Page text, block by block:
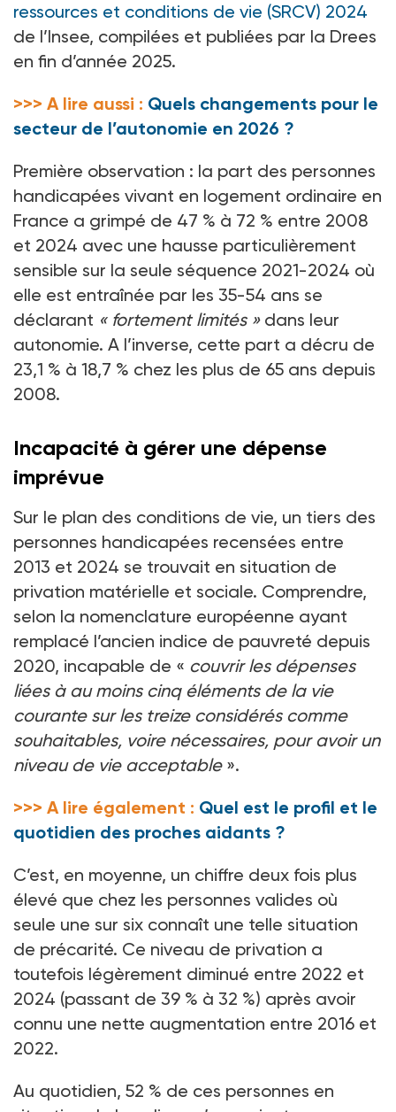
ressources et conditions de vie (SRCV) 2024
de l’Insee, compilées et publiées par la Drees
en fin d’année 2025.
>>> A lire aussi : Quels changements pour le
secteur de l’autonomie en 2026 ?
Première observation : la part des personnes
handicapées vivant en logement ordinaire en
France a grimpé de 47 % à 72 % entre 2008
et 2024 avec une hausse particulièrement
sensible sur la seule séquence 2021-2024 où
elle est entraînée par les 35-54 ans se
déclarant « fortement limités »dans leur
autonomie. A l’inverse, cette part a décru de
23,1 % à 18,7 % chez les plus de 65 ans depuis
2008.
Incapacité à gérer une dépense
imprévue
Sur le plan des conditions de vie, un tiers des
personnes handicapées recensées entre
2013 et 2024 se trouvait en situation de
privation matérielle et sociale. Comprendre,
selon la nomenclature européenne ayant
remplacé l’ancien indice de pauvreté depuis
2020, incapable de « couvrir les dépenses
liées à au moins cinq éléments de la vie
courante sur les treize considérés comme
souhaitables, voire nécessaires, pour avoir un
niveau de vie acceptable ».
>>> A lire également : Quel est le profil et le
quotidien des proches aidants ?
C’est, en moyenne, un chiffre deux fois plus
élevé que chez les personnes valides où
seule une sur six connaît une telle situation
de précarité. Ce niveau de privation a
toutefois légèrement diminué entre 2022 et
2024 (passant de 39 % à 32 %) après avoir
connu une nette augmentation entre 2016 et
2022.
Au quotidien, 52 % de ces personnes en